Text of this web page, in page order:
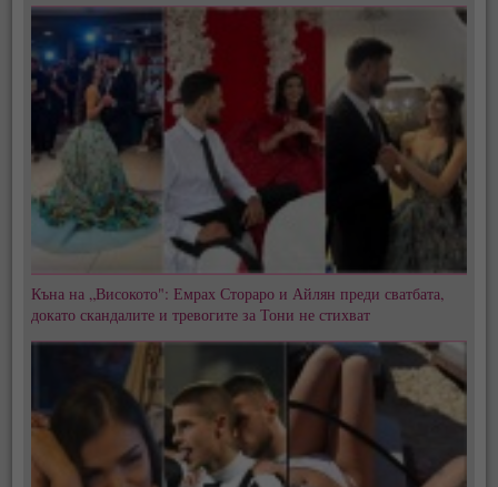
Къна на „Високото": Емрах Стораро и Айлян преди сватбата,
докато скандалите и тревогите за Тони не стихват